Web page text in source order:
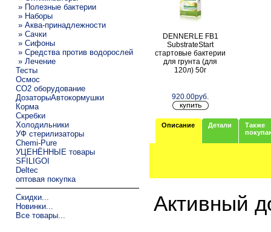
» Полезные бактерии
» Наборы
» Аква-принадлежности
» Сачки
» Сифоны
» Средства против водорослей
» Лечение
Тесты
Осмос
CO2 оборудование
ДозаторыАвтокормушки
Корма
Скребки
Холодильники
УФ стерилизаторы
Chemi-Pure
УЦЕНЁННЫЕ товары
SFILIGOI
Deltec
оптовая покупка
Скидки...
Новинки...
Все товары...
DENNERLE FB1
SubstrateStart
стартовые бактерии
для грунта (для
120л) 50г
920.00руб.
Описание Детали
Также
Активный